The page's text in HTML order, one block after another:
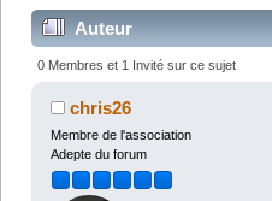
Auteur
0 Membres et 1 Invité sur ce sujet
chris26
Membre de l'association
Adepte du forum